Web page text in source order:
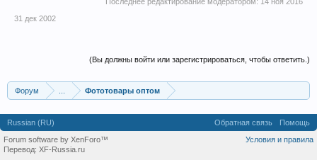
31 дек 2002
(Вы должны войти или зарегистрироваться, чтобы ответить.)
Форум Фототовары оптом
Russian (RU) Обратная связь
Помощь
Условия и правила
Forum software by XenForo™
Перевод: XF-Russia.ru